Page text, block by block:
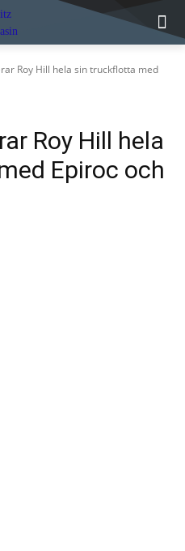
Roy Hill hela sin truckflotta med
Roy Hill hela
Epiroc och